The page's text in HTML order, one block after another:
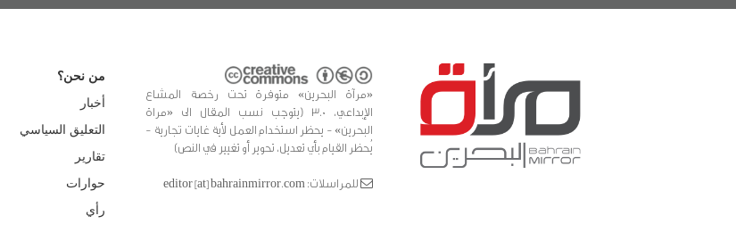
«مرآة البحرين» متوفرة تحت رخصة المشاع
الإبداعي، 3.0 (يتوجب نسب المقال الى «مراة
البحرين» - يحظر استخدام العمل لأية غايات تجارية -
يُحظر القيام بأي تعديل، تحوير أو تغيير في النص)
للمراسلات: editor [at] bahrainmirror.com
من نحن؟
أخبار
التعليق السياسي
تقارير
حوارات
رأي